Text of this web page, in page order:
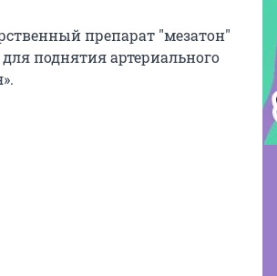
препарат "мезатон"
поднятия артериального